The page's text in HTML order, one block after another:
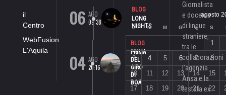
il
Centro
WebFusion
L'Aquila
06 AGO
09:38
BLOG
LONG
NIGHTS
04 AGO
20:16
BLOG
PRIMA
DEL
GIRO
DI
BOA
agosto
L M M G V S
1
3
4 5 6 7 8
10
11 12 13 14 15
17
18 19 20 21 22
Giornalista
e docente
di lingue
straniere,
tra le
collaborazioni
l’agenzia
Ansa e la
testata ex